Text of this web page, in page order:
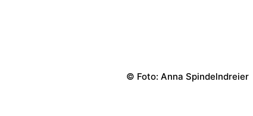
© Foto: Anna Spindelndreier